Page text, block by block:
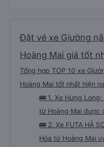
Đặt vé xe Giường
Hoàng Mai giá tốt
Tổng hợp TOP 10 xe
Hoàng Mai tốt nhất hiện
🚌 1. Xe Hưng
từ Hoàng Mai được
🚌 2. Xe FUTA HÀ
Hóa từ Hoàng Mai